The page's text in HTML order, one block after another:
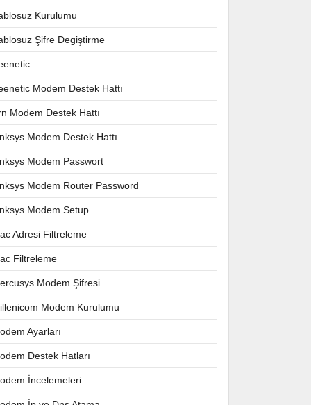
Kurulumu
Şifre Degiştirme
Modem Destek Hattı
Modem Destek Hattı
Modem Destek Hattı
Modem Passwort
Modem Router Password
Modem Setup
Adresi Filtreleme
Filtreleme
Modem Şifresi
Modem Kurulumu
Ayarları
Destek Hatları
İncelemeleri